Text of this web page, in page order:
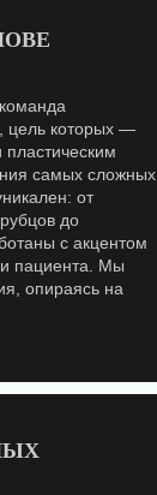
цель которых —
пластическим
самых сложных
от
до
с акцентом
пациента. Мы
опираясь на